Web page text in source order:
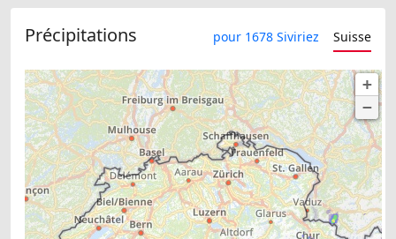
Précipitations pour 1678 Siviriez Suisse
+
−